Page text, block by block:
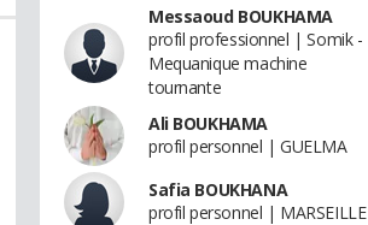
Messaoud BOUKHAMA
profil professionnel | Somik -
Mequanique machine
tournante
Ali BOUKHAMA
profil personnel | GUELMA
Safia BOUKHANA
profil personnel | MARSEILLE